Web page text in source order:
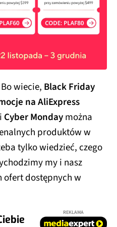
wiecie, Black Friday
na AliExpress
Cyber Mondaymożna
produktów w
tylko wiedzieć, czego
my i nasz
ofert dostępnych w
REKLAMA